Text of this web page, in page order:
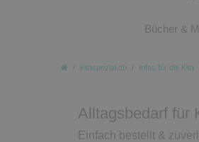
Bücher &
kitaspezial.ch Infos für die Kita
Alltagsbedarf für
Einfach bestellt &